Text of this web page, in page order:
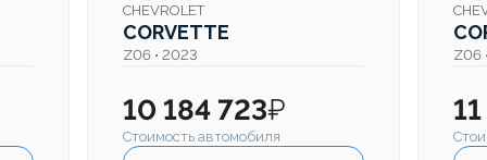
CHEVROLET
CORVETTE
Z06 • 2023
10 184 723₽
Стоимость автомобиля
Z06